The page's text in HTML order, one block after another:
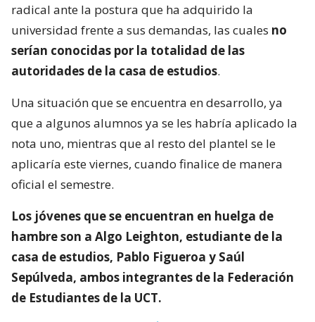
radical ante la postura que ha adquirido la
universidad frente a sus demandas, las cuales no
serían conocidas por la totalidad de las
autoridades de la casa de estudios.
Una situación que se encuentra en desarrollo, ya
que a algunos alumnos ya se les habría aplicado la
nota uno, mientras que al resto del plantel se le
aplicaría este viernes, cuando finalice de manera
oficial el semestre.
Los jóvenes que se encuentran en huelga de
hambre son a Algo Leighton, estudiante de la
casa de estudios, Pablo Figueroa y Saúl
Sepúlveda, ambos integrantes de la Federación
de Estudiantes de la UCT.